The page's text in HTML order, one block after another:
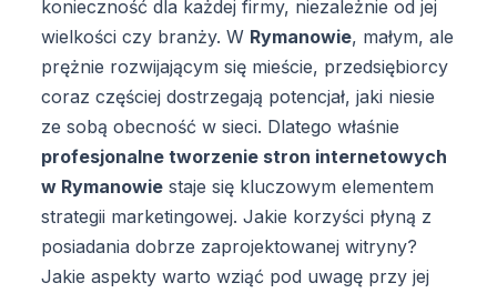
konieczność dla każdej firmy, niezależnie od jej
wielkości czy branży. W Rymanowie, małym, ale
prężnie rozwijającym się mieście, przedsiębiorcy
coraz częściej dostrzegają potencjał, jaki niesie
ze sobą obecność w sieci. Dlatego właśnie
profesjonalne tworzenie stron internetowych
w Rymanowie staje się kluczowym elementem
strategii marketingowej. Jakie korzyści płyną z
posiadania dobrze zaprojektowanej witryny?
Jakie aspekty warto wziąć pod uwagę przy jej